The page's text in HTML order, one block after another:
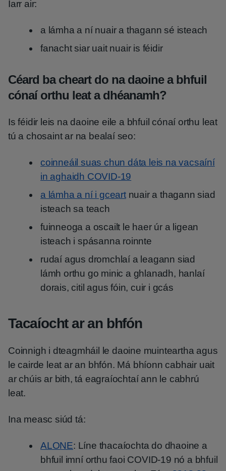
Iarr air:
a lámha a ní nuair a thagann sé isteach
fanacht siar uait nuair is féidir
Céard ba cheart do na daoine a bhfuil
cónaí orthu leat a dhéanamh?
Is féidir leis na daoine eile a bhfuil cónaí orthu leat
tú a chosaint ar na bealaí seo:
coinneáil suas chun dáta leis na vacsaíní
in aghaidh COVID-19
a lámha a ní i gceartnuair a thagann siad
isteach sa teach
fuinneoga a oscailt le haer úr a ligean
isteach i spásanna roinnte
rudaí agus dromchlaí a leagann siad
lámh orthu go minic a ghlanadh, hanlaí
dorais, citil agus fóin, cuir i gcás
Tacaíocht ar an bhfón
Coinnigh i dteagmháil le daoine muinteartha agus
le cairde leat ar an bhfón. Má bhíonn cabhair uait
ar chúis ar bith, tá eagraíochtaí ann le cabhrú
leat.
Ina measc siúd tá:
ALONE: Líne thacaíochta do dhaoine a
bhfuil imní orthu faoi COVID-19 nó a bhfuil